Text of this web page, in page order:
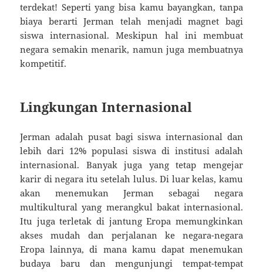
terdekat! Seperti yang bisa kamu bayangkan, tanpa
biaya berarti Jerman telah menjadi magnet bagi
siswa internasional. Meskipun hal ini membuat
negara semakin menarik, namun juga membuatnya
kompetitif.
Lingkungan Internasional
Jerman adalah pusat bagi siswa internasional dan
lebih dari 12% populasi siswa di institusi adalah
internasional. Banyak juga yang tetap mengejar
karir di negara itu setelah lulus. Di luar kelas, kamu
akan menemukan Jerman sebagai negara
multikultural yang merangkul bakat internasional.
Itu juga terletak di jantung Eropa memungkinkan
akses mudah dan perjalanan ke negara-negara
Eropa lainnya, di mana kamu dapat menemukan
budaya baru dan mengunjungi tempat-tempat